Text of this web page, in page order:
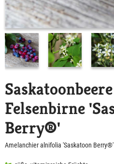
Felsenbirne
Berry®'
Amelanchier alnifolia 'Saskatoon Berry®'